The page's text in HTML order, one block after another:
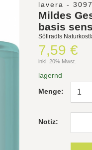
lavera -
Mildes
basis
Söllradls
7,59 €
inkl. 20% Mwst.
lagernd
Menge:
Notiz: